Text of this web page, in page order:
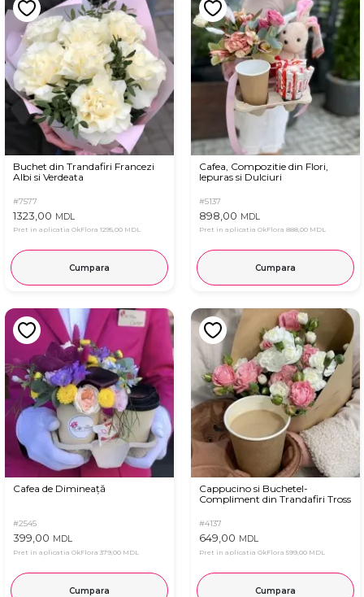
Buchet din Trandafiri Francezi
Albi si Verdeata
#7577
1323,00 MDL
Pret in aplicatia OkFlora 1295,00 MDL
Cumpara
Cafea, Compozitie din Flori,
Iepuras si Dulciuri
#5137
898,00 MDL
Pret in aplicatia OkFlora 888,00 MDL
Cumpara
Cafea de Dimineață
#2545
399,00 MDL
Pret in aplicatia OkFlora 379,00 MDL
Cumpara
Cappucino si Buchetel-
Compliment din Trandafiri Tross
#4137
649,00 MDL
Pret in aplicatia OkFlora 599,00 MDL
Cumpara